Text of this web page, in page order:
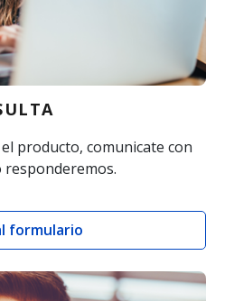
producto, comunicate con
formulario